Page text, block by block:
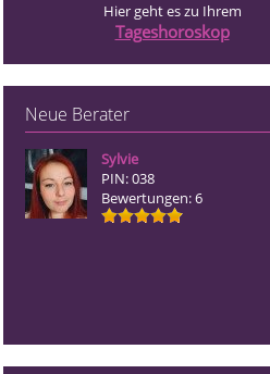
Hier geht es zu Ihrem
Tageshoroskop
Neue Berater
Sylvie
PIN: 038
Bewertungen: 6